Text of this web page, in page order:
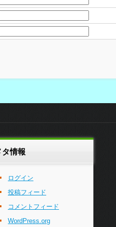
タ情報
ログイン
投稿フィード
コメントフィード
WordPress.org